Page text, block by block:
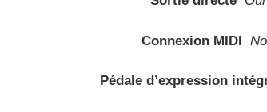
Connexion MIDI
Pédale d’expression